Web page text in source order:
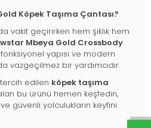
Köpek Taşıma Çantası?
vakit geçirirken hem şıklık hem
Mbeya Gold Crossbody
yapısı ve modern
vazgeçilmez bir yardımcıdır.
edilen köpek taşıma
bu ürünü hemen keşfedin,
güvenli yolculukların keyfini